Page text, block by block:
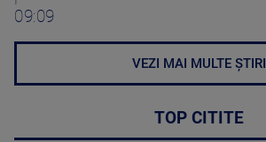
09:09
VEZI MAI MULTE ȘTIRI
TOP CITITE